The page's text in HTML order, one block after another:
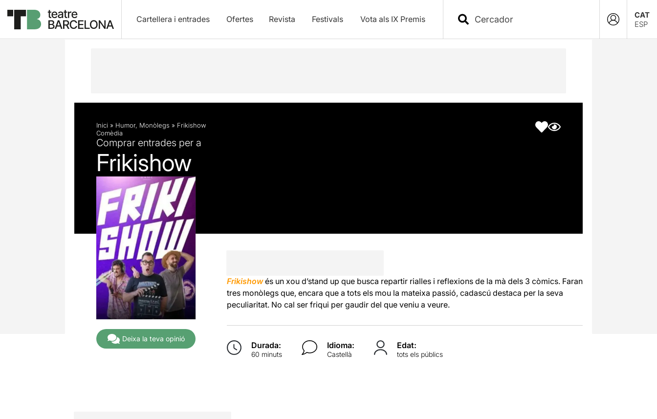
Cartellera i entrades Ofertes Revista Festivals Vota als IX Premis
CAT
ESP
Descripció Fitxa artística
Inici » Humor, Monòlegs » Frikishow
Comèdia
Comprar entrades per a
Frikishow
Deixa la teva opinió
Frikishowés un xou d’stand up que busca repartir rialles i reflexions de la mà dels 3 còmics. Faran
tres monòlegs que, encara que a tots els mou la mateixa passió, cadascú destaca per la seva
peculiaritat. No cal ser friqui per gaudir del que veniu a veure.
Durada:
60 minuts
Idioma:
Castellà
Edat:
tots els públics